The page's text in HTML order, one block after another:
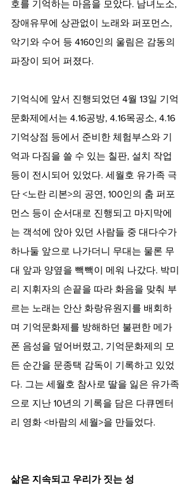
호를 기억하는 마음을 모았다. 남녀노소,
장애유무에 상관없이 노래와 퍼포먼스,
악기와 수어 등 4160인의 울림은 감동의
파장이 되어 퍼졌다.
기억식에 앞서 진행되었던 4월 13일 기억
문화제에서는 4.16공방, 4.16목공소, 4.16
기억상점 등에서 준비한 체험부스와 기
억과 다짐을 쓸 수 있는 칠판, 설치 작업
등이 전시되어 있었다. 세월호 유가족 극
단 <노란 리본>의 공연, 100인의 춤 퍼포
먼스 등이 순서대로 진행되고 마지막에
는 객석에 앉아 있던 사람들 중 대다수가
하나둘 앞으로 나가더니 무대는 물론 무
대 앞과 양옆을 빽빽이 메워 나갔다. 박미
리 지휘자의 손끝을 따라 화음을 맞춰 부
르는 노래는 안산 화랑유원지를 배회하
며 기억문화제를 방해하던 불편한 메가
폰 음성을 덮어버렸고, 기억문화제의 모
든 순간을 문종택 감독이 기록하고 있었
다. 그는 세월호 참사로 딸을 잃은 유가족
으로 지난 10년의 기록을 담은 다큐멘터
리 영화 <바람의 세월>을 만들었다.
삶은 지속되고 우리가 짓는 성